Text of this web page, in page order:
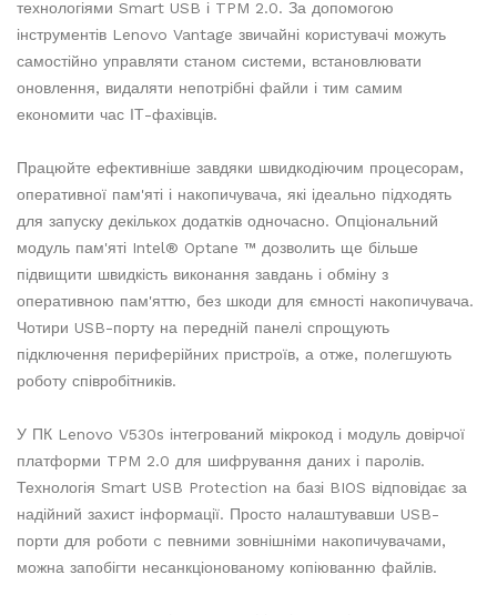
технологіями Smart USB і TPM 2.0. За допомогою
інструментів Lenovo Vantage звичайні користувачі можуть
самостійно управляти станом системи, встановлювати
оновлення, видаляти непотрібні файли і тим самим
економити час ІТ-фахівців.
Працюйте ефективніше завдяки швидкодіючим процесорам,
оперативної пам'яті і накопичувача, які ідеально підходять
для запуску декількох додатків одночасно. Опціональний
модуль пам'яті Intel® Optane ™ дозволить ще більше
підвищити швидкість виконання завдань і обміну з
оперативною пам'яттю, без шкоди для ємності накопичувача.
Чотири USB-порту на передній панелі спрощують
підключення периферійних пристроїв, а отже, полегшують
роботу співробітників.
У ПК Lenovo V530s інтегрований мікрокод і модуль довірчої
платформи TPM 2.0 для шифрування даних і паролів.
Технологія Smart USB Protection на базі BIOS відповідає за
надійний захист інформації. Просто налаштувавши USB-
порти для роботи c певними зовнішніми накопичувачами,
можна запобігти несанкціонованому копіюванню файлів.